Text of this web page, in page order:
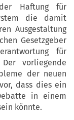
Haftung für
die damit
Ausgestaltung
Gesetzgeber
für
vorliegende
der neuen
dass dies ein
in einem
könnte.